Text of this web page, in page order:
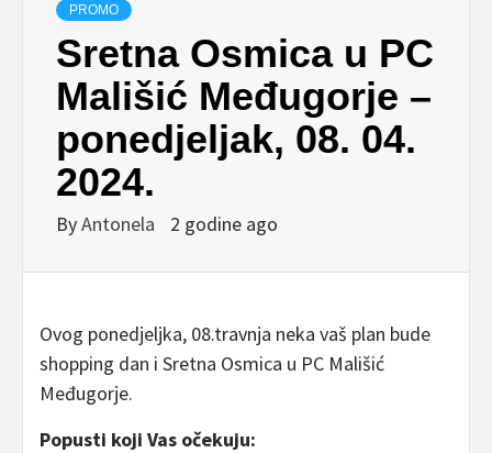
PROMO
Sretna Osmica u PC
Mališić Međugorje –
ponedjeljak, 08. 04.
2024.
ByAntonela 2 godine ago
Ovog ponedjeljka, 08.travnja neka vaš plan bude
shopping dan i Sretna Osmica u PC Mališić
Međugorje.
Popusti koji Vas očekuju: